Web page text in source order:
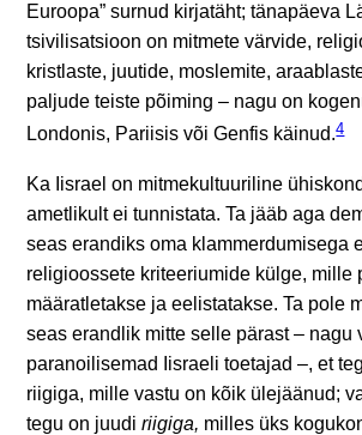
Euroopa” surnud kirjatäht; tänapäeva
tsivilisatsioon on mitmete värvide,
kristlaste, juutide, moslemite,
paljude teiste põiming – nagu on
Londonis, Pariisis või Genfis käinud.4
Ka Iisrael on mitmekultuuriline
ametlikult ei tunnistata. Ta jääb aga
seas erandiks oma klammerdumisega
religioossete kriteeriumide külge, mille
määratletakse ja eelistatakse. Ta pole
seas erandlik mitte selle pärast – nagu
paranoilisemad Iisraeli toetajad –, et
riigiga, mille vastu on kõik ülejäänud;
tegu on juudiriigiga, milles üks